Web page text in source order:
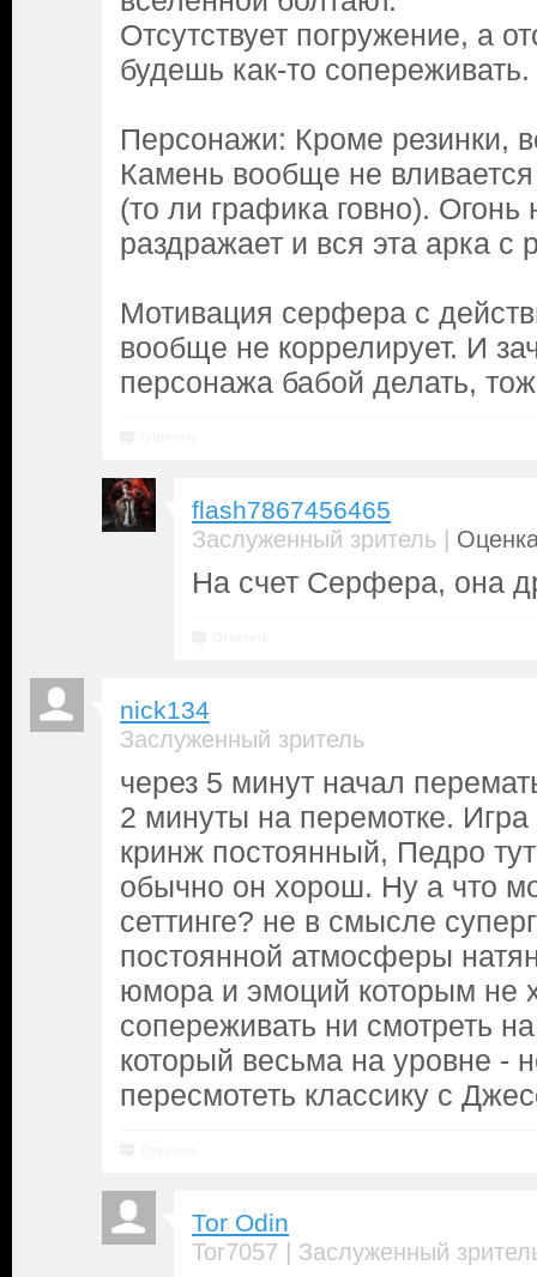
Отсутствует погружение, а
будешь как-то сопереживать.
Персонажи: Кроме резинки,
Камень вообще не
(то ли графика говно).
раздражает и вся эта арка с
Мотивация серфера с
вообще не коррелирует. И
персонажа бабой делать,
flash7867456465
Заслуженный зритель |
На счет Серфера, она
nick134
Заслуженный зритель
через 5 минут начал
2 минуты на перемотке. Игра
кринж постоянный, Педро
обычно он хорош. Ну а что
сеттинге? не в смысле
постоянной атмосферы
юмора и эмоций которым не
сопереживать ни смотреть
который весьма на уровне -
пересмотеть классику с
Tor Odin
Tor7057 | Заслуженный